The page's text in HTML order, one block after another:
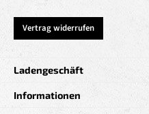
Vertrag widerrufen
Ladengeschäft
Informationen